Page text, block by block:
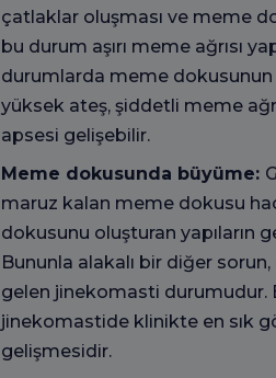
çatlaklar oluşması ve meme
bu durum aşırı meme ağrısı
durumlarda meme dokusunun
yüksek ateş, şiddetli meme
apsesi gelişebilir.
Meme dokusunda büyüme:
maruz kalan meme dokusu
dokusunu oluşturan yapıların
Bununla alakalı bir diğer
gelen jinekomasti durumudur.
jinekomastide klinikte en sık
gelişmesidir.